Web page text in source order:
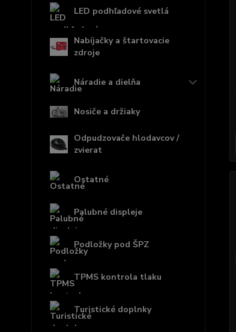
LED podhľadové svetlá
Nabíjačky a štartovacie
zdroje
Náradie a dielňa
Nosiče a držiaky
Odpudzovače hlodavcov /
zvierat
Ostatné
Palubné displeje
Podložky pod ŠPZ
TPMS kontrola tlaku
Turistické doplnky